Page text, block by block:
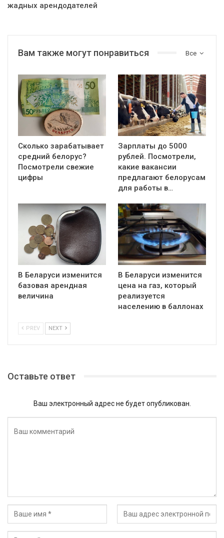
жадных арендодателей
Все
Вам также могут понравиться
Сколько зарабатывает
средний белорус?
Посмотрели свежие
цифры
Зарплаты до 5000
рублей. Посмотрели,
какие вакансии
предлагают белорусам
для работы в…
В Беларуси изменится
базовая арендная
величина
В Беларуси изменится
цена на газ, который
реализуется
населению в баллонах
PREV NEXT
Оставьте ответ
Ваш электронный адрес не будет опубликован.